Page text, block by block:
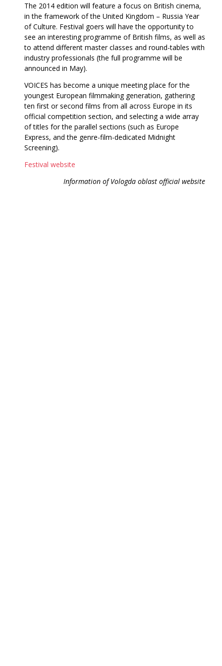
The 2014 edition will feature a focus on British cinema,
in the framework of the United Kingdom – Russia Year
of Culture. Festival goers will have the opportunity to
see an interesting programme of British films, as well as
to attend different master classes and round-tables with
industry professionals (the full programme will be
announced in May).
VOICES has become a unique meeting place for the
youngest European filmmaking generation, gathering
ten first or second films from all across Europe in its
official competition section, and selecting a wide array
of titles for the parallel sections (such as Europe
Express, and the genre-film-dedicated Midnight
Screening).
Festival website
Information of Vologda oblast official website